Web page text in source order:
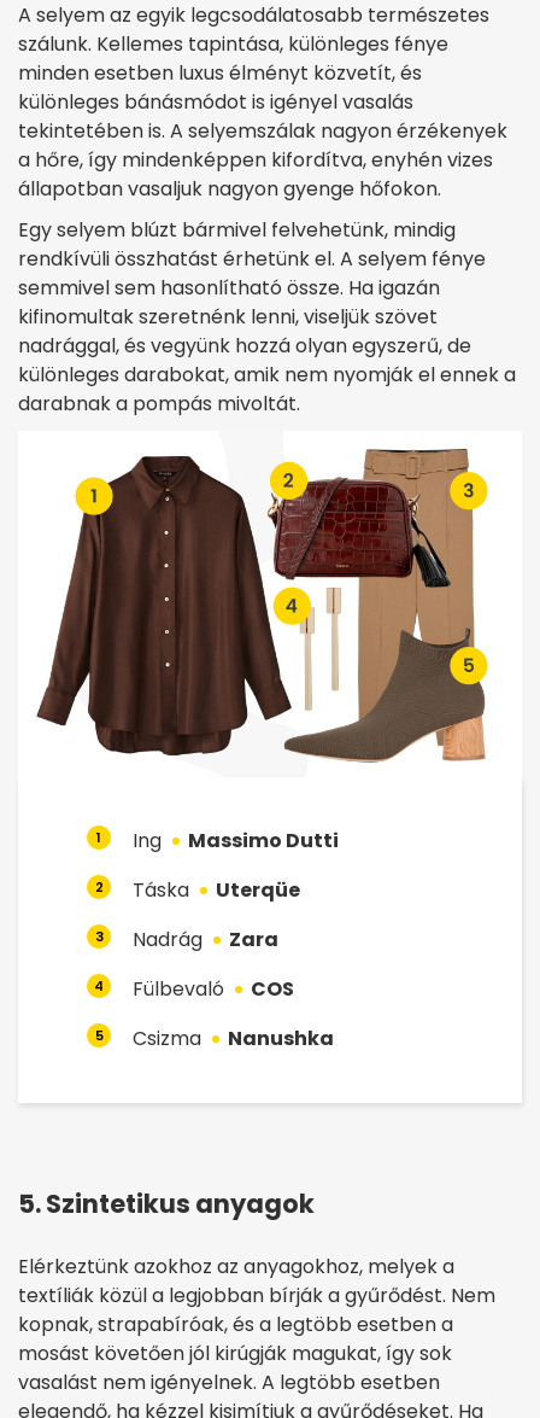
A selyem az egyik legcsodálatosabb természetes
szálunk. Kellemes tapintása, különleges fénye
minden esetben luxus élményt közvetít, és
különleges bánásmódot is igényel vasalás
tekintetében is. A selyemszálak nagyon érzékenyek
a hőre, így mindenképpen kifordítva, enyhén vizes
állapotban vasaljuk nagyon gyenge hőfokon.
Egy selyem blúzt bármivel felvehetünk, mindig
rendkívüli összhatást érhetünk el. A selyem fénye
semmivel sem hasonlítható össze. Ha igazán
kifinomultak szeretnénk lenni, viseljük szövet
nadrággal, és vegyünk hozzá olyan egyszerű, de
különleges darabokat, amik nem nyomják el ennek a
darabnak a pompás mivoltát.
1 Ing Massimo Dutti
2 Táska Uterqüe
3 Nadrág Zara
4 Fülbevaló COS
5 Csizma Nanushka
5. Szintetikus anyagok
Elérkeztünk azokhoz az anyagokhoz, melyek a
textíliák közül a legjobban bírják a gyűrődést. Nem
kopnak, strapabíróak, és a legtöbb esetben a
mosást követően jól kirúgják magukat, így sok
vasalást nem igényelnek. A legtöbb esetben
elegendő, ha kézzel kisimítjuk a gyűrődéseket. Ha